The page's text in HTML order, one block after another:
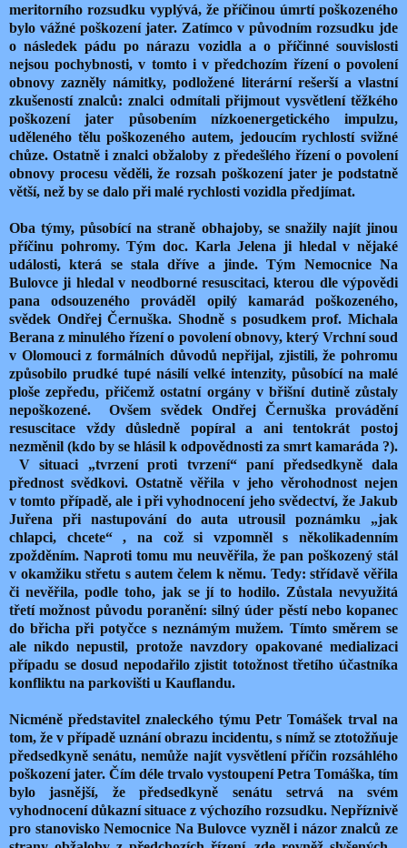
meritorního rozsudku vyplývá, že příčinou úmrtí poškozeného
bylo vážné poškození jater. Zatímco v původním rozsudku jde
o následek pádu po nárazu vozidla a o příčinné souvislosti
nejsou pochybnosti, v tomto i v předchozím řízení o povolení
obnovy zazněly námitky, podložené literární rešerší a vlastní
zkušeností znalců: znalci odmítali přijmout vysvětlení těžkého
poškození jater působením nízkoenergetického impulzu,
uděleného tělu poškozeného autem, jedoucím rychlostí svižné
chůze. Ostatně i znalci obžaloby z předešlého řízení o povolení
obnovy procesu věděli, že rozsah poškození jater je podstatně
větší, než by se dalo při malé rychlosti vozidla předjímat.
Oba týmy, působící na straně obhajoby, se snažily najít jinou
příčinu pohromy. Tým doc. Karla Jelena ji hledal v nějaké
události, která se stala dříve a jinde. Tým Nemocnice Na
Bulovce ji hledal v neodborné resuscitaci, kterou dle výpovědi
pana odsouzeného prováděl opilý kamarád poškozeného,
svědek Ondřej Černuška. Shodně s posudkem prof. Michala
Berana z minulého řízení o povolení obnovy, který Vrchní soud
v Olomouci z formálních důvodů nepřijal, zjistili, že pohromu
způsobilo prudké tupé násilí velké intenzity, působící na malé
ploše zepředu, přičemž ostatní orgány v břišní dutině zůstaly
nepoškozené. Ovšem svědek Ondřej Černuška provádění
resuscitace vždy důsledně popíral a ani tentokrát postoj
nezměnil (kdo by se hlásil k odpovědnosti za smrt kamaráda ?).
V situaci „tvrzení proti tvrzení“ paní předsedkyně dala
přednost svědkovi. Ostatně věřila v jeho věrohodnost nejen
v tomto případě, ale i při vyhodnocení jeho svědectví, že Jakub
Juřena při nastupování do auta utrousil poznámku „jak
chlapci, chcete“ , na což si vzpomněl s několikadenním
zpožděním. Naproti tomu mu neuvěřila, že pan poškozený stál
v okamžiku střetu s autem čelem k němu. Tedy: střídavě věřila
či nevěřila, podle toho, jak se jí to hodilo. Zůstala nevyužitá
třetí možnost původu poranění: silný úder pěstí nebo kopanec
do břicha při potyčce s neznámým mužem. Tímto směrem se
ale nikdo nepustil, protože navzdory opakované medializaci
případu se dosud nepodařilo zjistit totožnost třetího účastníka
konfliktu na parkovišti u Kauflandu.
Nicméně představitel znaleckého týmu Petr Tomášek trval na
tom, že v případě uznání obrazu incidentu, s nímž se ztotožňuje
předsedkyně senátu, nemůže najít vysvětlení příčin rozsáhlého
poškození jater. Čím déle trvalo vystoupení Petra Tomáška, tím
bylo jasnější, že předsedkyně senátu setrvá na svém
vyhodnocení důkazní situace z výchozího rozsudku. Nepříznivě
pro stanovisko Nemocnice Na Bulovce vyzněl i názor znalců ze